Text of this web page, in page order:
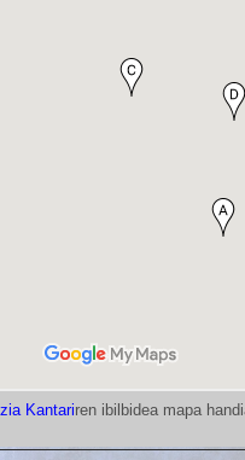
Kantariren ibilbidea mapa